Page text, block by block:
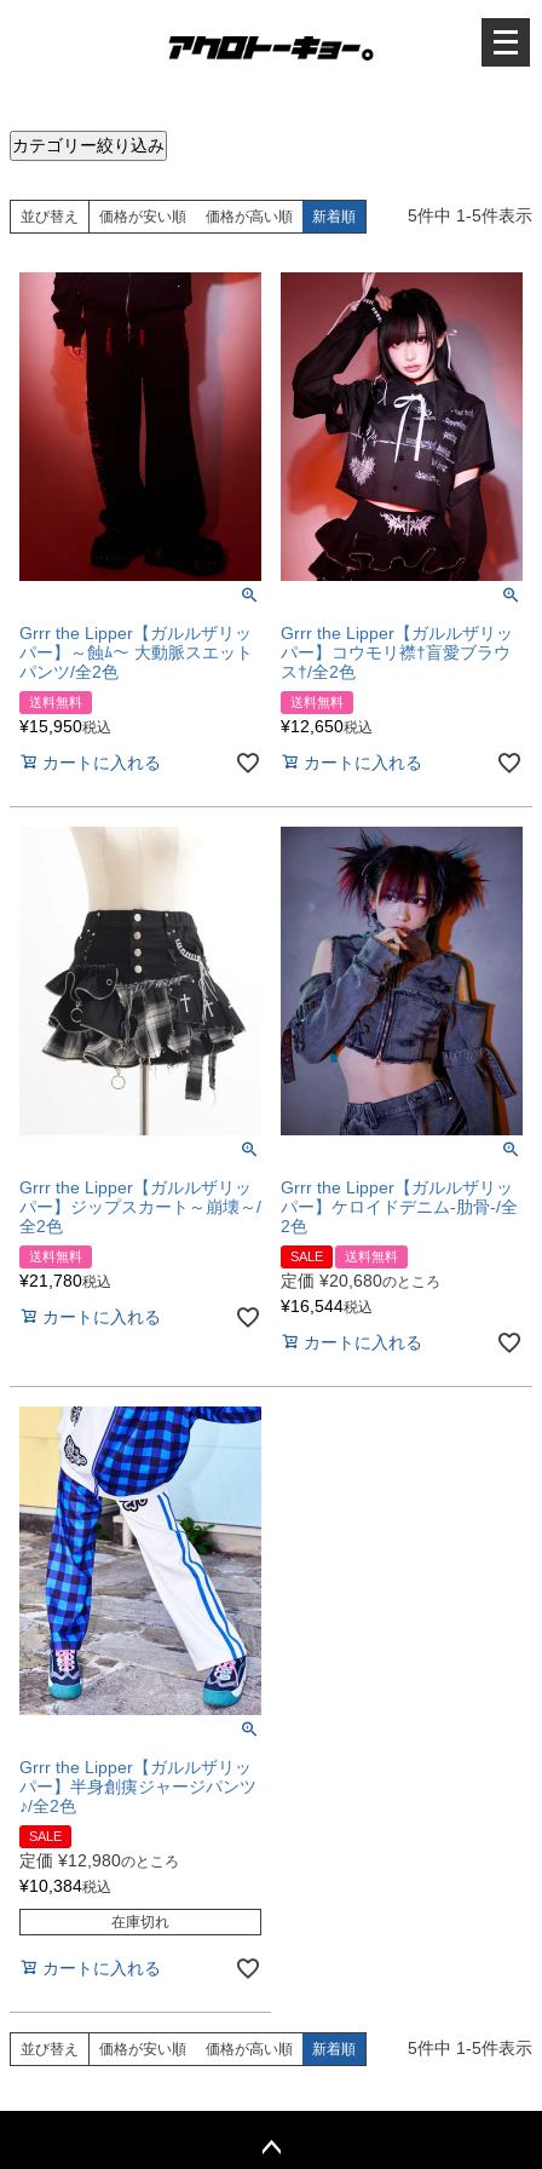
カテゴリー絞り込み
並び替え 価格が安い順 価格が高い順 新着順 5件中 1-5件表示
Grrr the Lipper【ガルルザリッ
パー】～蝕ﾑ～ 大動脈スエット
パンツ/全2色
送料無料
¥15,950税込
カートに入れる
Grrr the Lipper【ガルルザリッ
パー】コウモリ襟†盲愛ブラウ
ス†/全2色
送料無料
¥12,650税込
カートに入れる
Grrr the Lipper【ガルルザリッ
パー】ジップスカート～崩壊～/
全2色
送料無料
¥21,780税込
カートに入れる
Grrr the Lipper【ガルルザリッ
パー】ケロイドデニム-肋骨-/全
2色
SALE 送料無料
定価 ¥20,680のところ
¥16,544税込
カートに入れる
Grrr the Lipper【ガルルザリッ
パー】半身創痍ジャージパンツ
♪/全2色
SALE
定価 ¥12,980のところ
¥10,384税込
在庫切れ
カートに入れる
並び替え 価格が安い順 価格が高い順 新着順 5件中 1-5件表示